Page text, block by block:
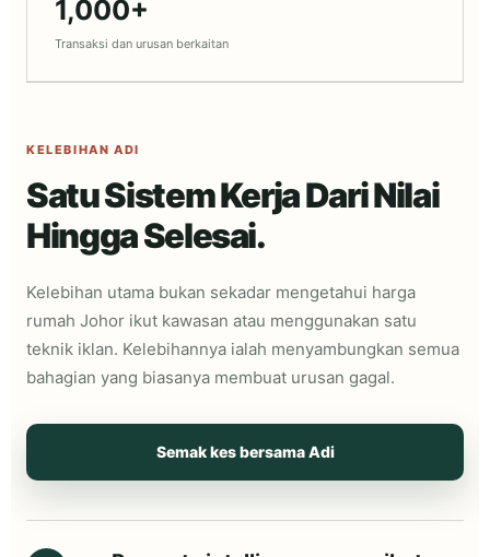
1,000+
Transaksi dan urusan berkaitan
KELEBIHAN ADI
Satu Sistem Kerja Dari Nilai
Hingga Selesai.
Kelebihan utama bukan sekadar mengetahui harga
rumah Johor ikut kawasan atau menggunakan satu
teknik iklan. Kelebihannya ialah menyambungkan semua
bahagian yang biasanya membuat urusan gagal.
Semak kes bersama Adi